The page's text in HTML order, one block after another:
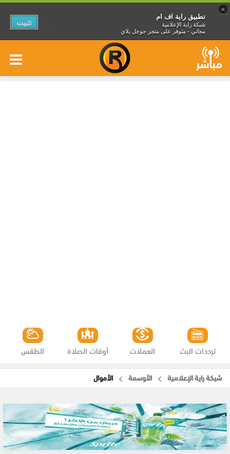
×
تطبيق راية اف ام
شبكة راية الإعلامية
مجاني - متوفر على متجر جوجل بلاي
تثبيت
الطقس أوقات الصلاة العملات ترددات البث
شبكة راية الإعلامية الأوسمة الأموال